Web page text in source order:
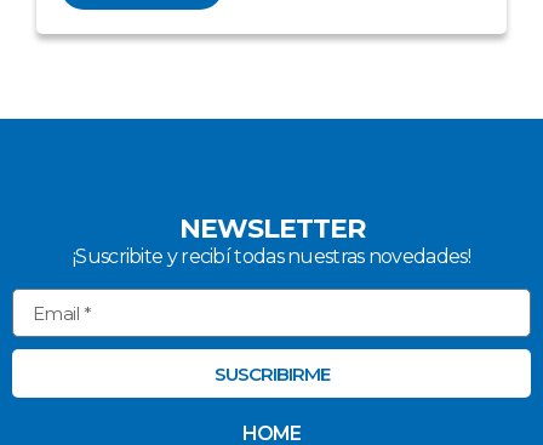
NEWSLETTER
¡Suscribite y recibí todas nuestras novedades!
SUSCRIBIRME
HOME